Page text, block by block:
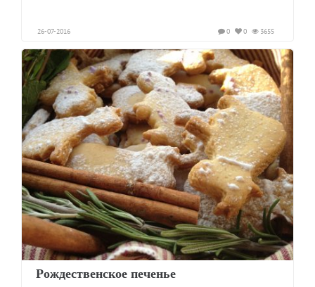
26-07-2016 3655
0
0
Рождественское печенье